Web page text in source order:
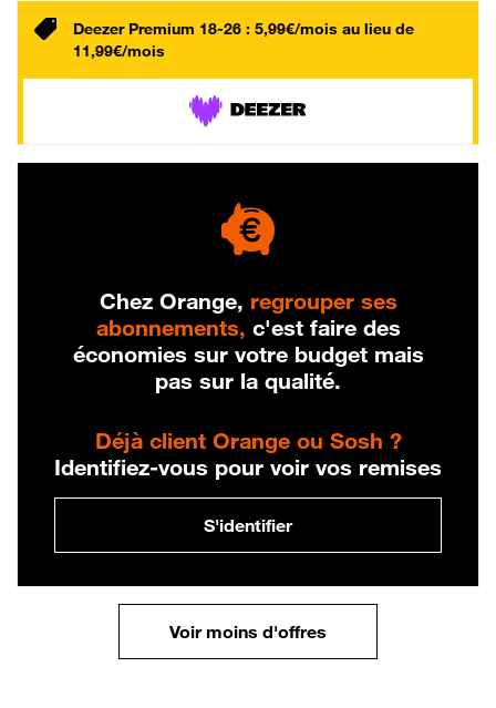
Deezer Premium 18-26 : 5,99€/mois au lieu de
11,99€/mois
Chez Orange, regrouper ses
abonnements, c'est faire des
économies sur votre budget mais
pas sur la qualité.
Déjà client Orange ou Sosh ?
Identifiez-vous pour voir vos remises
S'identifier
Voir moins d'offres